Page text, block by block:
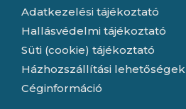
Adatkezelési tájékoztató
Hallásvédelmi tájékoztató
Süti (cookie) tájékoztató
Házhozszállítási lehetőségek
Céginformáció